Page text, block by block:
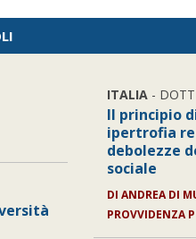
ITALIA -
Il principio
ipertrofia
debolezze
sociale
DIANDREA DI
PROVVIDENZA